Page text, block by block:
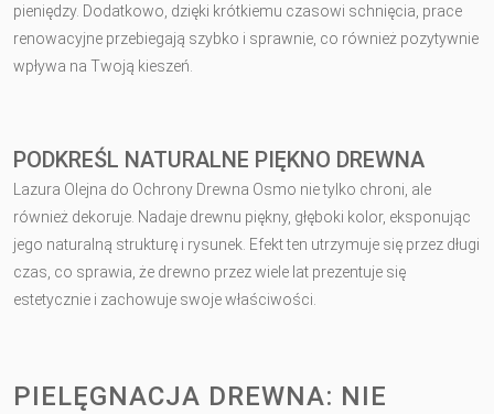
pieniędzy. Dodatkowo, dzięki krótkiemu czasowi schnięcia, prace
renowacyjne przebiegają szybko i sprawnie, co również pozytywnie
wpływa na Twoją kieszeń.
PODKREŚL NATURALNE PIĘKNO DREWNA
Lazura Olejna do Ochrony Drewna Osmo nie tylko chroni, ale
również dekoruje. Nadaje drewnu piękny, głęboki kolor, eksponując
jego naturalną strukturę i rysunek. Efekt ten utrzymuje się przez długi
czas, co sprawia, że drewno przez wiele lat prezentuje się
estetycznie i zachowuje swoje właściwości.
PIELĘGNACJA DREWNA: NIE